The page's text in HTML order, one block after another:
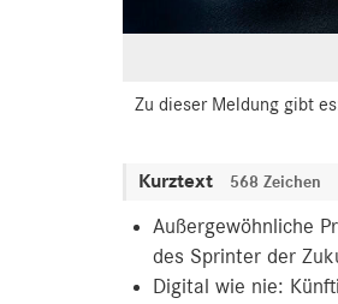
Zu dieser Meldung gibt
Kurztext 568 Zeichen
Außergewöhnliche
des Sprinter der
Digital wie nie: